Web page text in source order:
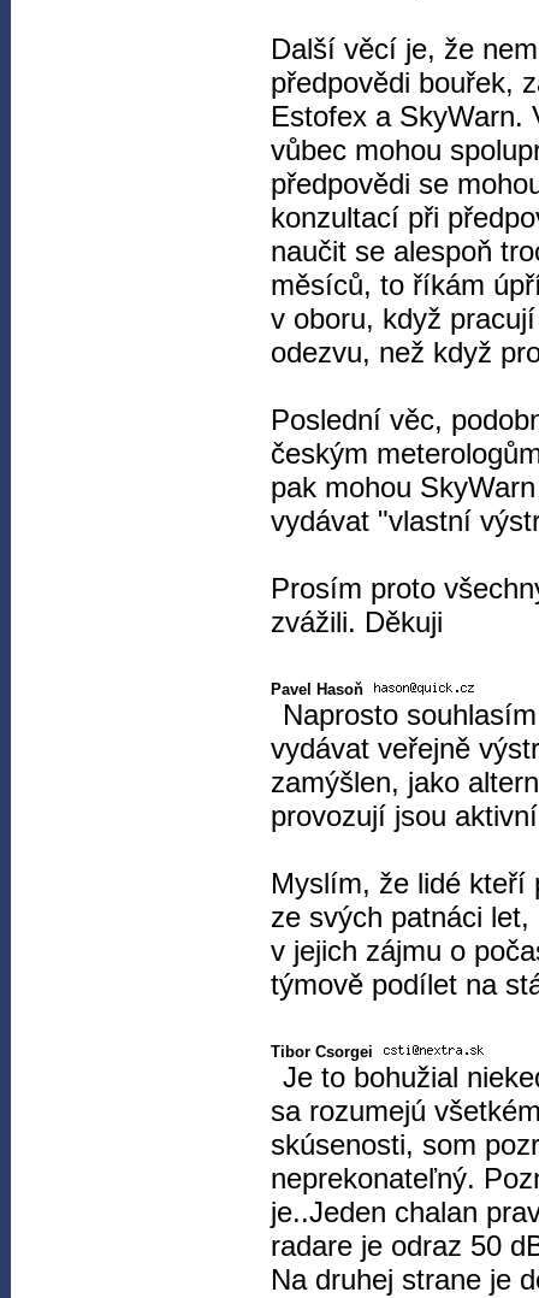
Další věcí je, že
předpovědi bouřek,
Estofex a SkyWarn.
vůbec mohou
předpovědi se
konzultací při
naučit se alespoň
měsíců, to říkám
v oboru, když
odezvu, než když
Poslední věc,
českým
pak mohou
vydávat "vlastní
Prosím proto
zvážili. Děkuji
Pavel Hasoň
Naprosto
vydávat veřejně
zamýšlen, jako
provozují jsou
Myslím, že lidé kteří
ze svých patnáci
v jejich zájmu o
týmově podílet na
Tibor Csorgei
Je to bohužial
sa rozumejú
skúsenosti, som
neprekonateľný.
je..Jeden chalan
radare je odraz 50
Na druhej strane je